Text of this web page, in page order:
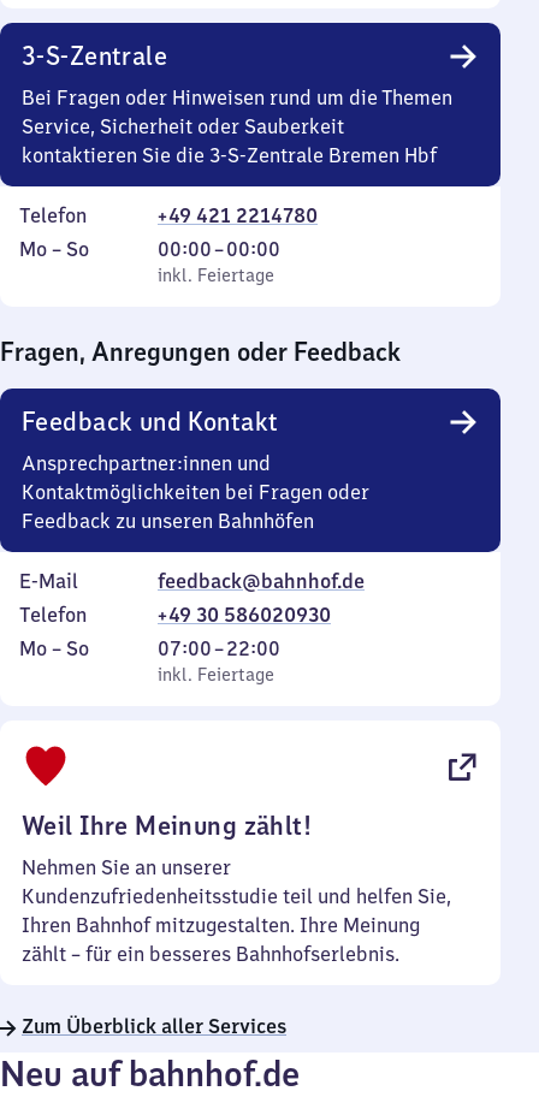
3-S-Zentrale
Bei Fragen oder Hinweisen rund um die Themen
Service, Sicherheit oder Sauberkeit
kontaktieren Sie die 3-S-Zentrale Bremen Hbf
Telefon
+49 421 2214780
Montag
Mo – So,
inkl. Feiertage
00:00–00:00
Von
0
0
Uhr
inkl. Feiertage
Fragen, Anregungen oder Feedback
Feedback und Kontakt
Ansprechpartner:innen und
Kontaktmöglichkeiten bei Fragen oder
Feedback zu unseren Bahnhöfen
E-Mail
feedback@bahnhof.de
Telefon
+49 30 586020930
Montag
Mo – So,
inkl. Feiertage
07:00–22:00
Von
7
inkl. Feiertage
Weil Ihre Meinung zählt!
Nehmen Sie an unserer
Kundenzufriedenheitsstudie teil und helfen Sie,
Ihren Bahnhof mitzugestalten. Ihre Meinung
zählt – für ein besseres Bahnhofserlebnis.
Zum Überblick aller Services
Neu auf bahnhof.de